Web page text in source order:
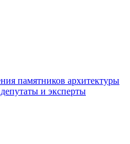
памятников архитектуры
и эксперты